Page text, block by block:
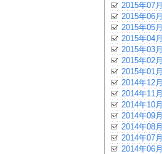
2015年07月
2015年06月
2015年05月
2015年04月
2015年03月
2015年02月
2015年01月
2014年12月
2014年11月
2014年10月
2014年09月
2014年08月
2014年07月
2014年06月